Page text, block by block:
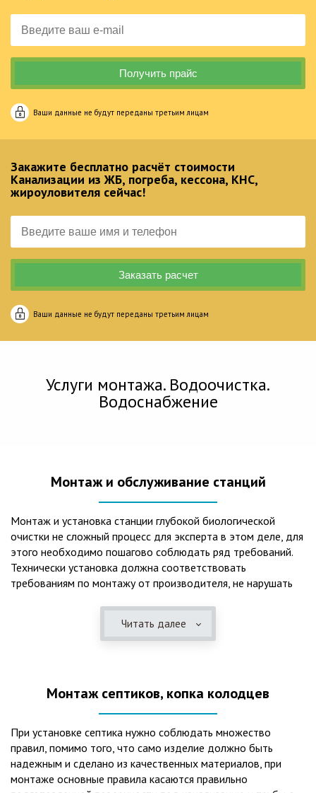
Ваши данные не будут переданы третьим лицам
Закажите бесплатно расчёт стоимости
Канализации из ЖБ, погреба, кессона, КНС,
жироуловителя сейчас!
Ваши данные не будут переданы третьим лицам
Услуги монтажа. Водоочистка.
Водоснабжение
Монтаж и обслуживание станций
Монтаж и установка станции глубокой биологической
очистки не сложный процесс для эксперта в этом деле, для
этого необходимо пошагово соблюдать ряд требований.
Технически установка должна соответствовать
требованиям по монтажу от производителя, не нарушать
представления о требованиях ПУЭ, ведь не качественный
монтаж может привезти не только к выходу из строя
вод – самый эффективный способ из всех существующих
оборудования вода может применяться для хозяйственных
нужд и полива огорода, а остатки ила при чистке могут
стать эффективным удобрением. Нет необходимости
тратить средства на ассенизаторскую машину. Системы
Читать далее
Монтаж септиков, копка колодцев
При установке септика нужно соблюдать множество
правил, помимо того, что само изделие должно быть
надежным и сделано из качественных материалов, при
монтаже основные правила касаются правильно